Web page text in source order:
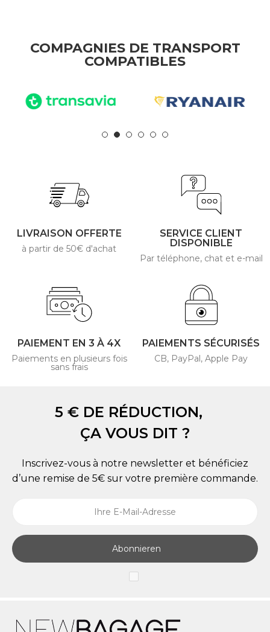
COMPAGNIES DE TRANSPORT
COMPATIBLES
LIVRAISON OFFERTE
à partir de 50€ d'achat
SERVICE CLIENT
DISPONIBLE
Par téléphone, chat et e-mail
PAIEMENT EN 3 À 4X
Paiements en plusieurs fois
sans frais
PAIEMENTS SÉCURISÉS
CB, PayPal, Apple Pay
5 € DE RÉDUCTION,
ÇA VOUS DIT ?
Inscrivez-vous à notre newsletter et bénéficiez
d’une remise de 5€ sur votre première commande.
Abonnieren